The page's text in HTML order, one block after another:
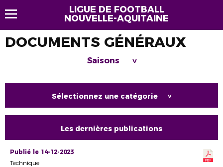
LIGUE DE FOOTBALL
NOUVELLE-AQUITAINE
DOCUMENTS GÉNÉRAUX
Saisons >
Sélectionnez une catégorie >
Les dernières publications
Publié le 14-12-2023
Technique